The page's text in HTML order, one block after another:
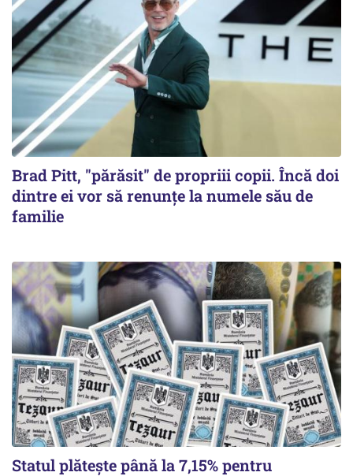
Brad Pitt, "părăsit" de propriii copii. Încă doi
dintre ei vor să renunțe la numele său de
familie
Statul plătește până la 7,15% pentru